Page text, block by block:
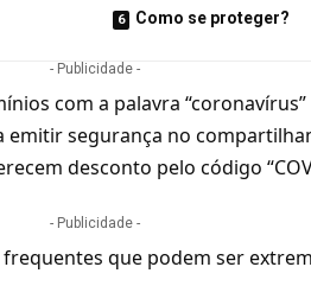
Como se proteger?
- Publicidade -
com a palavra “coronavírus
emitir segurança no
desconto pelo código
- Publicidade -
que podem ser